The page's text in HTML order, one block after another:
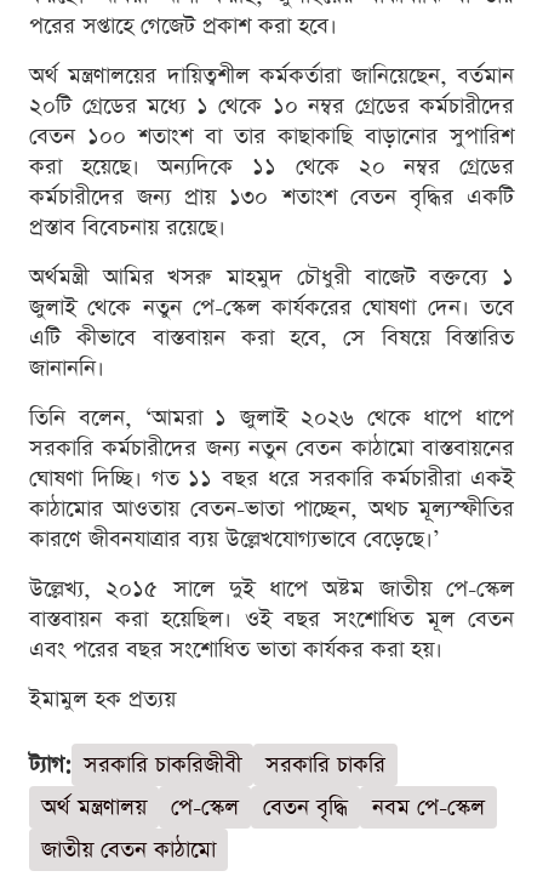
পরের সপ্তাহে গেজেট প্রকাশ করা হবে।
অর্থ মন্ত্রণালয়ের দায়িত্বশীল কর্মকর্তারা জানিয়েছেন, বর্তমান
২০টি গ্রেডের মধ্যে ১ থেকে ১০ নম্বর গ্রেডের কর্মচারীদের
বেতন ১০০ শতাংশ বা তার কাছাকাছি বাড়ানোর সুপারিশ
করা হয়েছে। অন্যদিকে ১১ থেকে ২০ নম্বর গ্রেডের
কর্মচারীদের জন্য প্রায় ১৩০ শতাংশ বেতন বৃদ্ধির একটি
প্রস্তাব বিবেচনায় রয়েছে।
অর্থমন্ত্রী আমির খসরু মাহমুদ চৌধুরী বাজেট বক্তব্যে ১
জুলাই থেকে নতুন পে-স্কেল কার্যকরের ঘোষণা দেন। তবে
এটি কীভাবে বাস্তবায়ন করা হবে, সে বিষয়ে বিস্তারিত
জানাননি।
তিনি বলেন, ‘আমরা ১ জুলাই ২০২৬ থেকে ধাপে ধাপে
সরকারি কর্মচারীদের জন্য নতুন বেতন কাঠামো বাস্তবায়নের
ঘোষণা দিচ্ছি। গত ১১ বছর ধরে সরকারি কর্মচারীরা একই
কাঠামোর আওতায় বেতন-ভাতা পাচ্ছেন, অথচ মূল্যস্ফীতির
কারণে জীবনযাত্রার ব্যয় উল্লেখযোগ্যভাবে বেড়েছে।’
উল্লেখ্য, ২০১৫ সালে দুই ধাপে অষ্টম জাতীয় পে-স্কেল
বাস্তবায়ন করা হয়েছিল। ওই বছর সংশোধিত মূল বেতন
এবং পরের বছর সংশোধিত ভাতা কার্যকর করা হয়।
ইমামুল হক প্রত্যয়
ট্যাগ: সরকারি চাকরিজীবী
সরকারি চাকরি
অর্থ মন্ত্রণালয়
পে-স্কেল বেতন বৃদ্ধি
নবম পে-স্কেল
জাতীয় বেতন কাঠামো